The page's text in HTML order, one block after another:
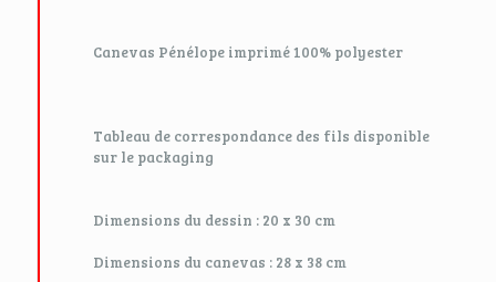
Canevas Pénélope imprimé 100% polyester
Tableau de correspondance des fils disponible
sur le packaging
Dimensions du dessin : 20 x 30 cm
Dimensions du canevas : 28 x 38 cm